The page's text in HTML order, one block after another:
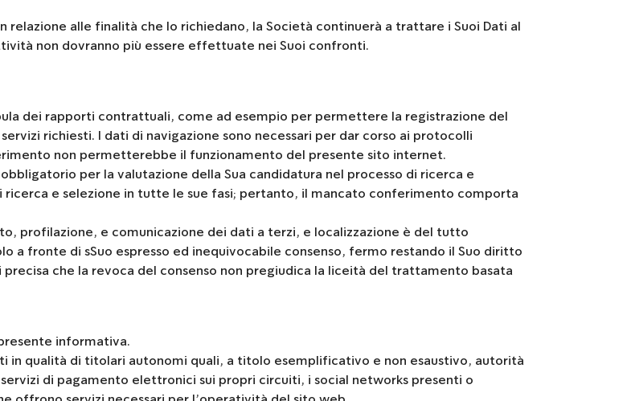
relazione alle finalità che lo richiedano, la Società continuerà a trattare i Suoi Dati al
non dovranno più essere effettuate nei Suoi confronti.
dei rapporti contrattuali, come ad esempio per permettere la registrazione del
richiesti. I dati di navigazione sono necessari per dar corso ai protocolli
non permetterebbe il funzionamento del presente sito internet.
per la valutazione della Sua candidatura nel processo di ricerca e
ricerca e selezione in tutte le sue fasi; pertanto, il mancato conferimento comporta
profilazione, e comunicazione dei dati a terzi, e localizzazione è del tutto
fronte di sSuo espresso ed inequivocabile consenso, fermo restando il Suo diritto
che la revoca del consenso non pregiudica la liceità del trattamento basata
informativa.
in qualità di titolari autonomi quali, a titolo esemplificativo e non esaustivo, autorità
di pagamento elettronici sui propri circuiti, i social networks presenti o